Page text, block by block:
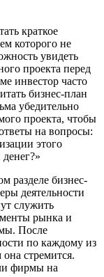
краткое
которого не
увидеть
проекта перед
инвестор часто
бизнес-план
убедительно
проекта, чтобы
на вопросы:
этого
разделе бизнес-
деятельности
служить
рынка и
После
по каждому из
стремится.
фирмы на